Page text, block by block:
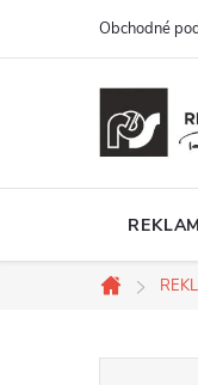
Obchodné
Domov